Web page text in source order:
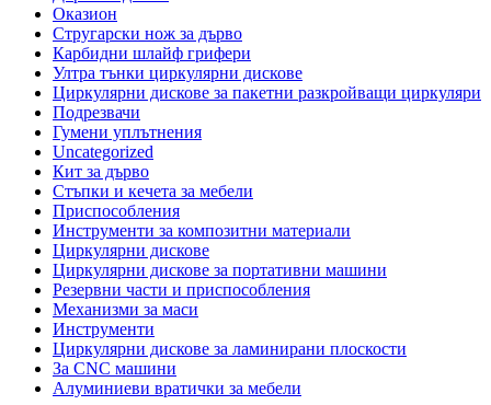
Оказион
Стругарски нож за дърво
Карбидни шлайф грифери
Ултра тънки циркулярни дискове
Циркулярни дискове за пакетни разкройващи циркуляри
Подрезвачи
Гумени уплътнения
Uncategorized
Кит за дърво
Стъпки и кечета за мебели
Приспособления
Инструменти за композитни материали
Циркулярни дискове
Циркулярни дискове за портативни машини
Резервни части и приспособления
Механизми за маси
Инструменти
Циркулярни дискове за ламинирани плоскости
За CNC машини
Алуминиеви вратички за мебели